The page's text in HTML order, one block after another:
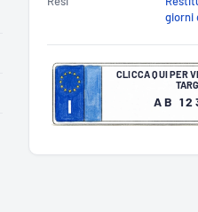
giorni
CLICCA QUI PER
AB